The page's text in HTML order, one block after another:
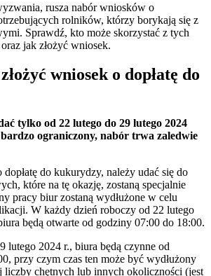
rusza nabór wniosków o
rolników, którzy borykają się z
Sprawdź, kto może skorzystać z tych
jak złożyć wniosek.
wniosek o dopłatę do
tylko od 22 lutego do 29 lutego 2024
ograniczony, nabór trwa zaledwie
do kukurydzy, należy udać się do
które na tę okazję, zostaną specjalnie
pracy biur zostaną wydłużone w celu
W każdy dzień roboczy od 22 lutego
będą otwarte od godziny 07:00 do 18:00.
lutego 2024 r., biura będą czynne od
przy czym czas ten może być wydłużony
liczby chętnych lub innych okoliczności (jest